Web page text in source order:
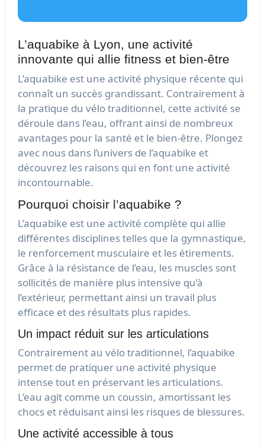
L’aquabike à Lyon, une activité
innovante qui allie fitness et bien-être
L’aquabike est une activité physique récente qui
connaît un succès grandissant. Contrairement à
la pratique du vélo traditionnel, cette activité se
déroule dans l’eau, offrant ainsi de nombreux
avantages pour la santé et le bien-être. Plongez
avec nous dans l’univers de l’aquabike et
découvrez les raisons qui en font une activité
incontournable.
Pourquoi choisir l’aquabike ?
L’aquabike est une activité complète qui allie
différentes disciplines telles que la gymnastique,
le renforcement musculaire et les étirements.
Grâce à la résistance de l’eau, les muscles sont
sollicités de manière plus intensive qu’à
l’extérieur, permettant ainsi un travail plus
efficace et des résultats plus rapides.
Un impact réduit sur les articulations
Contrairement au vélo traditionnel, l’aquabike
permet de pratiquer une activité physique
intense tout en préservant les articulations.
L’eau agit comme un coussin, amortissant les
chocs et réduisant ainsi les risques de blessures.
Une activité accessible à tous